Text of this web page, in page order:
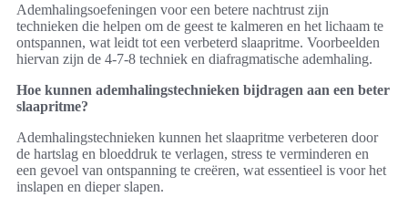
Ademhalingsoefeningen voor een betere nachtrust zijn
technieken die helpen om de geest te kalmeren en het lichaam te
ontspannen, wat leidt tot een verbeterd slaapritme. Voorbeelden
hiervan zijn de 4-7-8 techniek en diafragmatische ademhaling.
Hoe kunnen ademhalingstechnieken bijdragen aan een beter
slaapritme?
Ademhalingstechnieken kunnen het slaapritme verbeteren door
de hartslag en bloeddruk te verlagen, stress te verminderen en
een gevoel van ontspanning te creëren, wat essentieel is voor het
inslapen en dieper slapen.